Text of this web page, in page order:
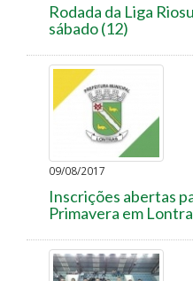
Rodada da Liga
sábado (12)
09/08/2017
Inscrições abertas
Primavera em